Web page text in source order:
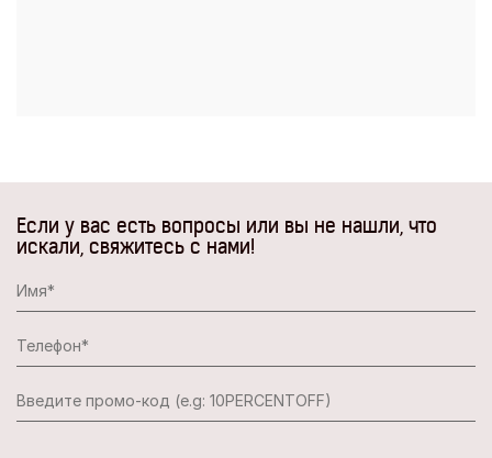
Если у вас есть вопросы или вы не нашли, что
искали, свяжитесь с нами!